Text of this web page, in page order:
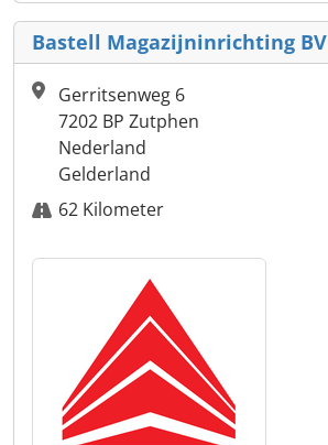
Bastell Magazijninrichting BV
Gerritsenweg 6
7202 BP Zutphen
Nederland
Gelderland
62 Kilometer